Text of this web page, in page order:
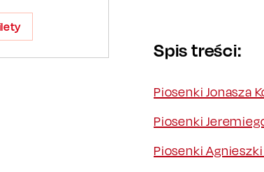
Spis treści:
Piosenki Jonasza
Piosenki
Piosenki